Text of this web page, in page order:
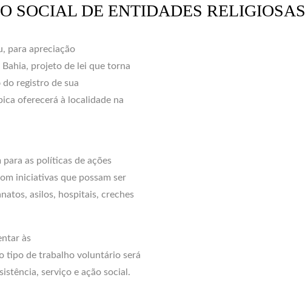
SOCIAL DE ENTIDADES RELIGIOSAS
para apreciação
Bahia, projeto de lei que torna
registro de sua
oferecerá à localidade na
as políticas de ações
iniciativas que possam ser
asilos, hospitais, creches
às
tipo de trabalho voluntário será
serviço e ação social.